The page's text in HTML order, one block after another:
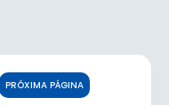
PRÓXIMA PÁGINA